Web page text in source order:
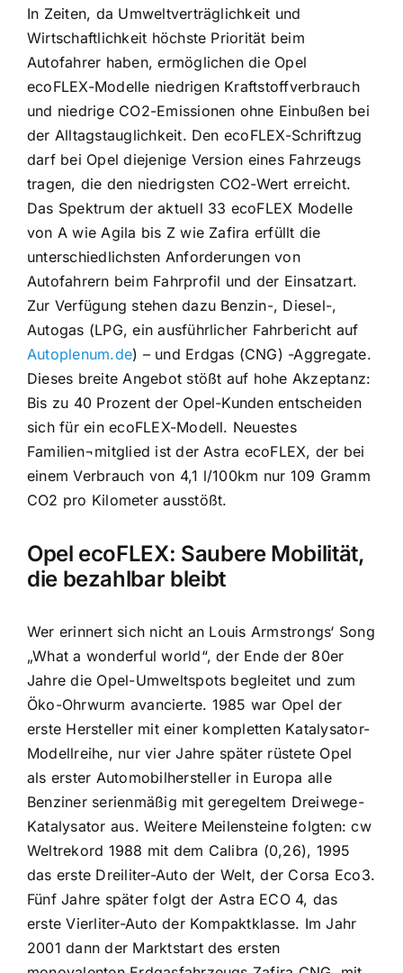
In Zeiten, da Umweltverträglichkeit und
Wirtschaftlichkeit höchste Priorität beim
Autofahrer haben, ermöglichen die Opel
ecoFLEX-Modelle niedrigen Kraftstoffverbrauch
und niedrige CO2-Emissionen ohne Einbußen bei
der Alltagstauglichkeit. Den ecoFLEX-Schriftzug
darf bei Opel diejenige Version eines Fahrzeugs
tragen, die den niedrigsten CO2-Wert erreicht.
Das Spektrum der aktuell 33 ecoFLEX Modelle
von A wie Agila bis Z wie Zafira erfüllt die
unterschiedlichsten Anforderungen von
Autofahrern beim Fahrprofil und der Einsatzart.
Zur Verfügung stehen dazu Benzin-, Diesel-,
Autogas (LPG, ein ausführlicher Fahrbericht auf
Autoplenum.de) – und Erdgas (CNG) -Aggregate.
Dieses breite Angebot stößt auf hohe Akzeptanz:
Bis zu 40 Prozent der Opel-Kunden entscheiden
sich für ein ecoFLEX-Modell. Neuestes
Familien¬mitglied ist der Astra ecoFLEX, der bei
einem Verbrauch von 4,1 l/100km nur 109 Gramm
CO2 pro Kilometer ausstößt.
Opel ecoFLEX: Saubere Mobilität,
die bezahlbar bleibt
Wer erinnert sich nicht an Louis Armstrongs‘ Song
„What a wonderful world“, der Ende der 80er
Jahre die Opel-Umweltspots begleitet und zum
Öko-Ohrwurm avancierte. 1985 war Opel der
erste Hersteller mit einer kompletten Katalysator-
Modellreihe, nur vier Jahre später rüstete Opel
als erster Automobilhersteller in Europa alle
Benziner serienmäßig mit geregeltem Dreiwege-
Katalysator aus. Weitere Meilensteine folgten: cw
Weltrekord 1988 mit dem Calibra (0,26), 1995
das erste Dreiliter-Auto der Welt, der Corsa Eco3.
Fünf Jahre später folgt der Astra ECO 4, das
erste Vierliter-Auto der Kompaktklasse. Im Jahr
2001 dann der Marktstart des ersten